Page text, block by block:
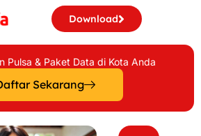
Download
Pulsa & Paket Data di Kota Anda
Sekarang